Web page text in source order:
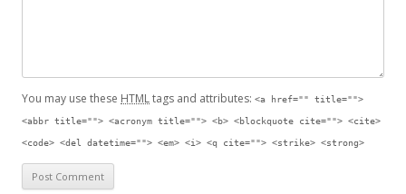
You may use these HTMLtags and attributes: <a href="" title="">
<abbr title=""> <acronym title=""> <b> <blockquote cite=""> <cite>
<code> <del datetime=""> <em> <i> <q cite=""> <strike> <strong>